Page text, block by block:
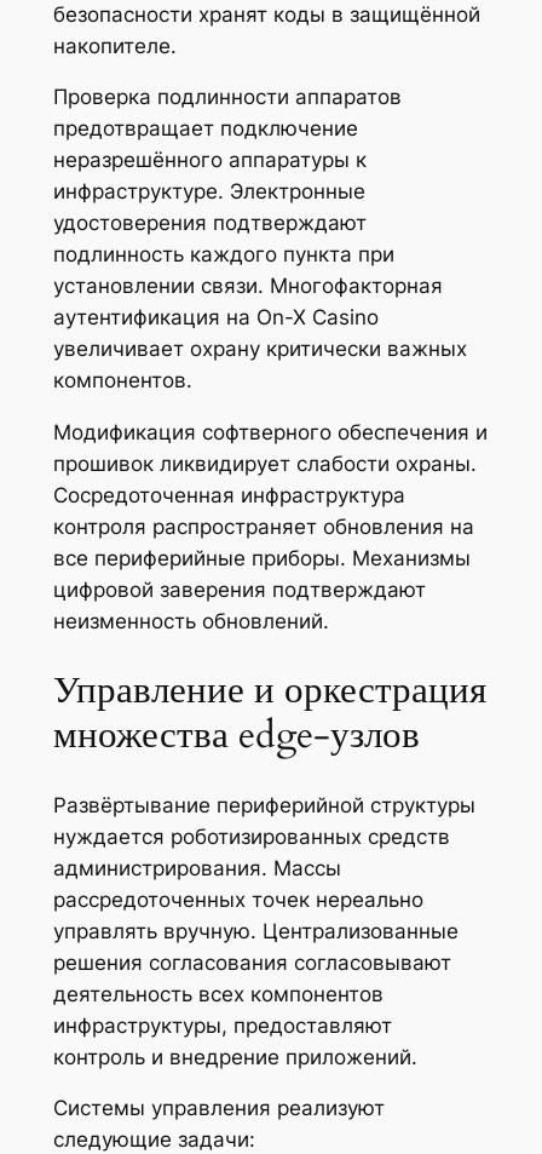
безопасности хранят коды в защищённой
накопителе.
Проверка подлинности аппаратов
предотвращает подключение
неразрешённого аппаратуры к
инфраструктуре. Электронные
удостоверения подтверждают
подлинность каждого пункта при
установлении связи. Многофакторная
аутентификация на On-X Casino
увеличивает охрану критически важных
компонентов.
Модификация софтверного обеспечения и
прошивок ликвидирует слабости охраны.
Сосредоточенная инфраструктура
контроля распространяет обновления на
все периферийные приборы. Механизмы
цифровой заверения подтверждают
неизменность обновлений.
Управление и оркестрация
множества edge‑узлов
Развёртывание периферийной структуры
нуждается роботизированных средств
администрирования. Массы
рассредоточенных точек нереально
управлять вручную. Централизованные
решения согласования согласовывают
деятельность всех компонентов
инфраструктуры, предоставляют
контроль и внедрение приложений.
Системы управления реализуют
следующие задачи: